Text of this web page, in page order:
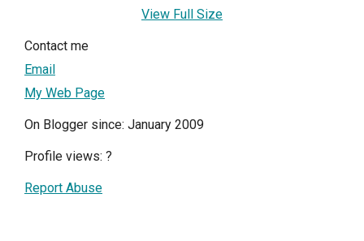
View Full Size
Contact me
Email
My Web Page
On Blogger since: January 2009
Profile views: ?
Report Abuse